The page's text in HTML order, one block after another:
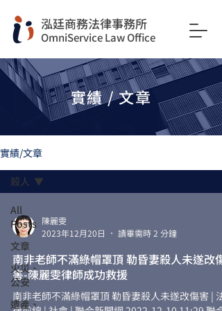
​泓廷商務法律事務所
OmniService Law Office
實績 / 文章
實績/文章
All
Posts
文章
火災、
公安
遺產、
殺人
陳麗雯
2023年12月20日
讀畢需時 2 分鐘
南非老師不滿綠帽罩頂 勒昏妻殺人未遂改傷
害-陳麗雯律師成功救援
南非老師不滿綠帽罩頂 勒昏妻殺人未遂改傷害 | 法